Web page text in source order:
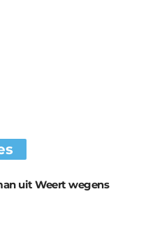
uit Weert wegens